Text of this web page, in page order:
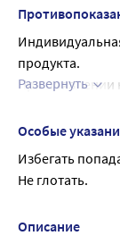
Filtrate,
Palmitate,
продукта.
При появлении
использование.
Развернуть
Особые
Избегать
Не глотать.
Описание